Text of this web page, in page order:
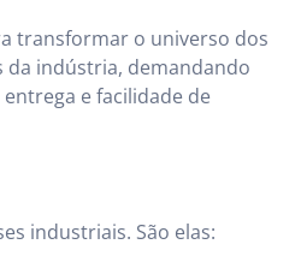
transformar o universo dos
da indústria, demandando
e facilidade de
industriais. São elas: